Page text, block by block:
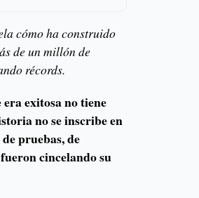
cómo ha construido
de un millón de
récords.
exitosa no tiene
no se inscribe en
pruebas, de
cincelando su